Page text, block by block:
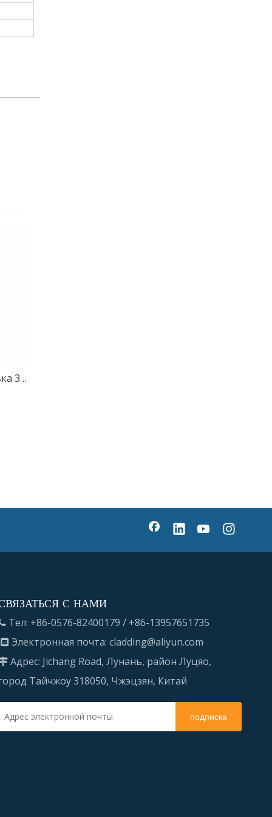
Серебристо-серая облицовка 3 мм 4 мм металлическая алюминиевая композитная панель
С НАМИ
Тел: +86-0576-82400179 / +86-13957651735
Электронная почта: cladding@aliyun.com
Адрес: Jichang Road, Лунань, район Луцяо,
Тайчжоу 318050, Чжэцзян, Китай
подписка